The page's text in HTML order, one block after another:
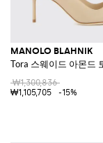
MANOLO BLAHNIK
Tora 스웨이드 아몬드
₩1,300,836
₩1,105,705
-15%